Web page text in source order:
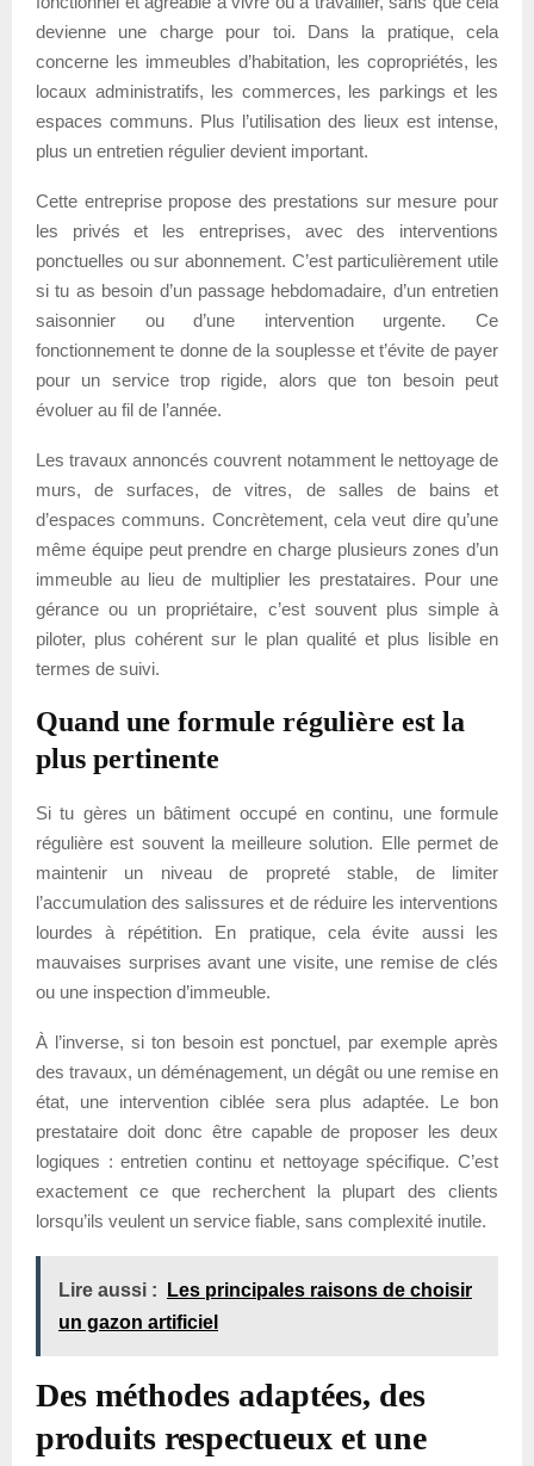
devienne une charge pour toi. Dans la pratique, cela
concerne les immeubles d’habitation, les copropriétés, les
locaux administratifs, les commerces, les parkings et les
espaces communs. Plus l’utilisation des lieux est intense,
plus un entretien régulier devient important.
Cette entreprise propose des prestations sur mesure pour
les privés et les entreprises, avec des interventions
ponctuelles ou sur abonnement. C’est particulièrement utile
si tu as besoin d’un passage hebdomadaire, d’un entretien
saisonnier ou d’une intervention urgente. Ce
fonctionnement te donne de la souplesse et t’évite de payer
pour un service trop rigide, alors que ton besoin peut
évoluer au fil de l’année.
Les travaux annoncés couvrent notamment le nettoyage de
murs, de surfaces, de vitres, de salles de bains et
d’espaces communs. Concrètement, cela veut dire qu’une
même équipe peut prendre en charge plusieurs zones d’un
immeuble au lieu de multiplier les prestataires. Pour une
gérance ou un propriétaire, c’est souvent plus simple à
piloter, plus cohérent sur le plan qualité et plus lisible en
termes de suivi.
Quand une formule régulière est la
plus pertinente
Si tu gères un bâtiment occupé en continu, une formule
régulière est souvent la meilleure solution. Elle permet de
maintenir un niveau de propreté stable, de limiter
l’accumulation des salissures et de réduire les interventions
lourdes à répétition. En pratique, cela évite aussi les
mauvaises surprises avant une visite, une remise de clés
ou une inspection d’immeuble.
À l’inverse, si ton besoin est ponctuel, par exemple après
des travaux, un déménagement, un dégât ou une remise en
état, une intervention ciblée sera plus adaptée. Le bon
prestataire doit donc être capable de proposer les deux
logiques : entretien continu et nettoyage spécifique. C’est
exactement ce que recherchent la plupart des clients
lorsqu’ils veulent un service fiable, sans complexité inutile.
Lire aussi :
Les principales raisons de choisir
un gazon artificiel
Des méthodes adaptées, des
produits respectueux et une